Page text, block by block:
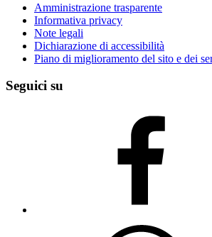
Amministrazione trasparente
Informativa privacy
Note legali
Dichiarazione di accessibilità
Piano di miglioramento del sito e dei
Seguici su